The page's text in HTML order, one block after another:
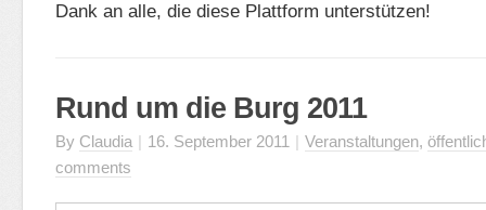
Dank an alle, die diese Plattform unterstützen!
Rund um die Burg 2011
By Claudia | 16. September 2011 | Veranstaltungen,
comments